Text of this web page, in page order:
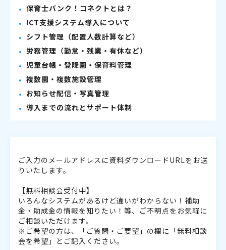
保育士バンク！コネクトとは？
ICT支援システム導入について
シフト管理（配置人数計算など）
労務管理（勤怠・残業・有休など）
児童台帳・登降園・保育料管理
複数園・複数施設管理
お知らせ配信・写真管理
導入までの流れとサポート体制
ご入力のメールアドレスに資料ダウンロードURLをお送
りいたします。
【無料相談会受付中】
いろんなシステムがあるけど違いがわからない！補助
金・助成金の情報を知りたい！等、ご不明点をお気軽に
ご相談いただけます。
※ご希望の方は、「ご質問・ご要望」の欄に「無料相談
会を希望」とご記入ください。